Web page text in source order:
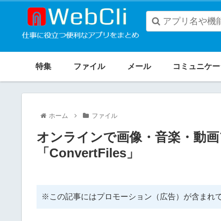
autocomplete
results
up
to
特集 ファイル メール コミュニケ
ホーム ファイル
オンラインで画像・音楽・動
「ConvertFiles」
※この記事にはプロモーション（広告）が含まれて